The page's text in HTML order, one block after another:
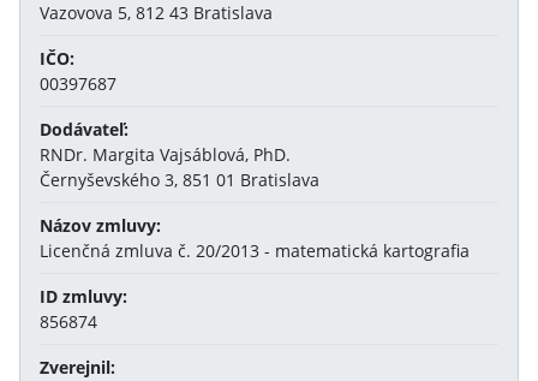
Vazovova 5, 812 43 Bratislava
IČO:
00397687
Dodávateľ:
RNDr. Margita Vajsáblová, PhD.
Černyševského 3, 851 01 Bratislava
Názov zmluvy:
Licenčná zmluva č. 20/2013 - matematická kartografia
ID zmluvy:
856874
Zverejnil: